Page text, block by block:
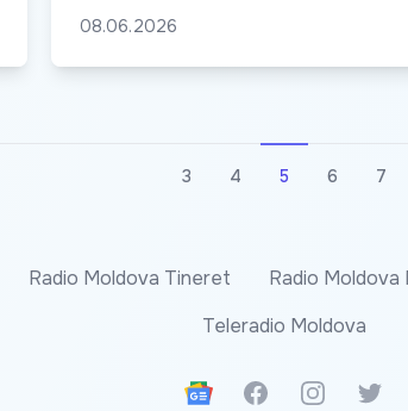
08.06.2026
3 4 5 6 7
Radio Moldova Tineret Radio Moldova
Teleradio Moldova
Google News
FacebookInstagramTwitter